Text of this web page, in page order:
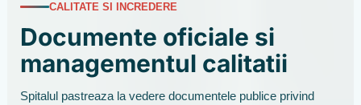
CALITATE SI INCREDERE
Documente oficiale si
managementul calitatii
Spitalul pastreaza la vedere documentele publice privind